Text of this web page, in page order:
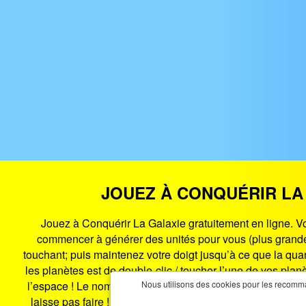
JOUEZ À CONQUÉRIR
Jouez à Conquérir La Galaxie gratuitement en ligne.
commencer à générer des unités pour vous (plus
touchant; puis maintenez votre doigt jusqu’à ce que la
les planètes est de double-clic / toucher l’une de vos
l’espace ! Le nombre d’extraterrestres augmente
laisse pas faire ! Augmentez votre population et
Nous utilisons des cookies pour les